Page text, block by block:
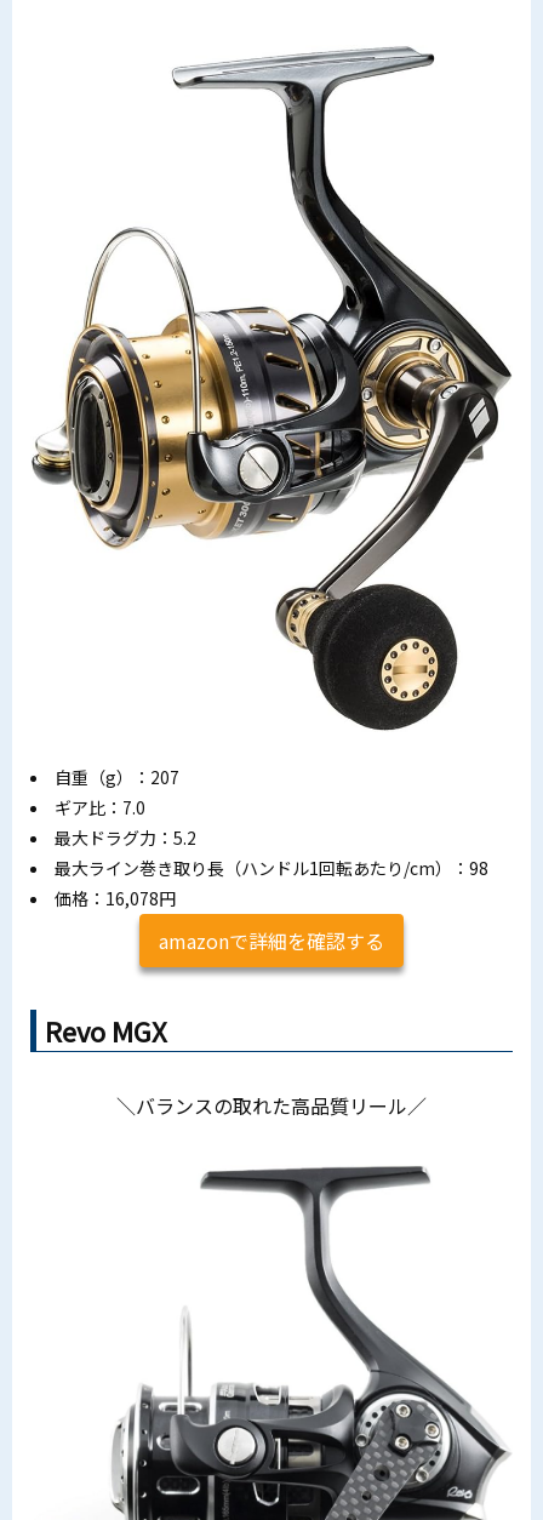
自重（g）：207
ギア比：7.0
最大ドラグ力：5.2
最大ライン巻き取り長（ハンドル1回転あたり/cm）：98
価格：16,078円
amazonで詳細を確認する
Revo MGX
＼バランスの取れた高品質リール／